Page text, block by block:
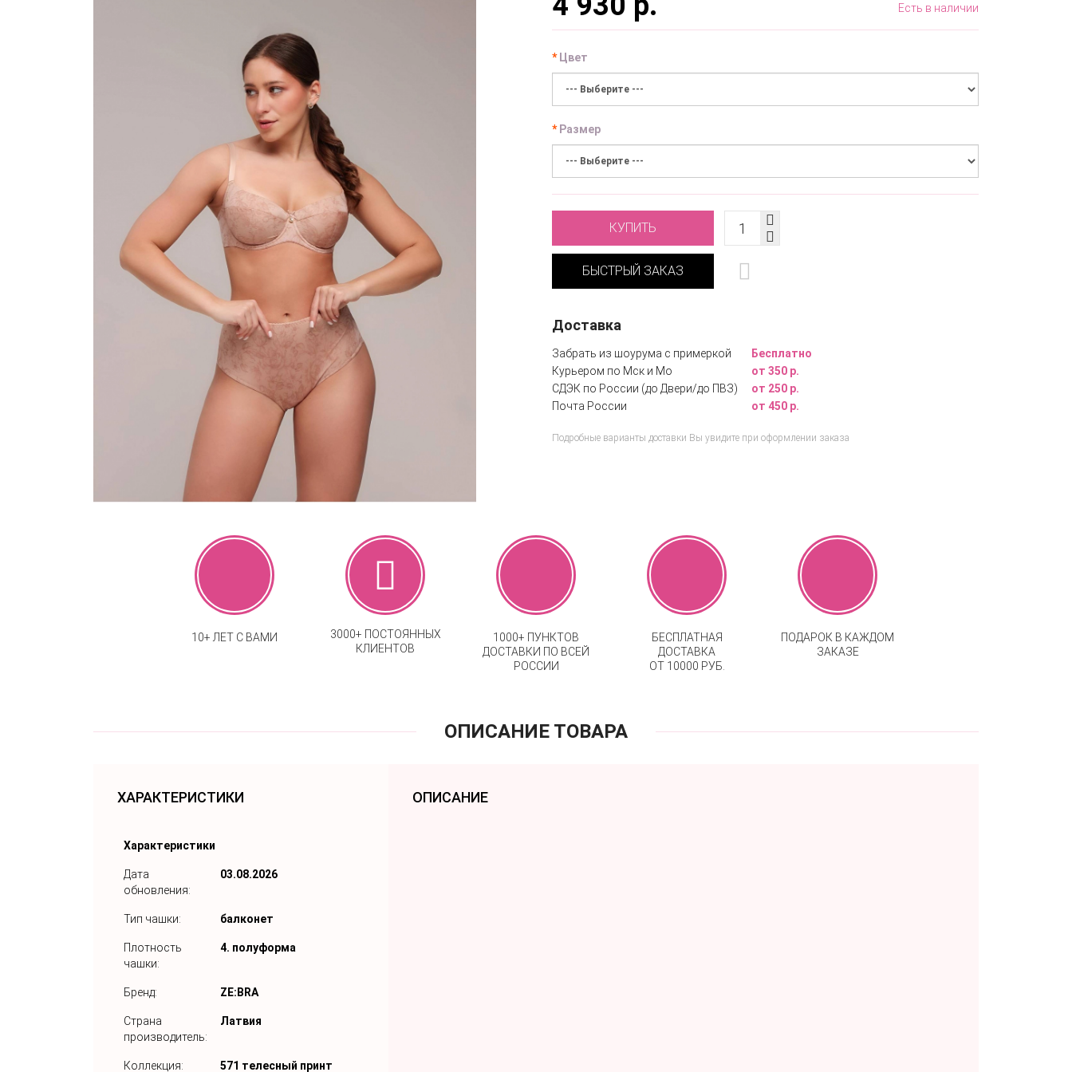
Есть в наличии
Цвет
Размер
КУПИТЬ
БЫСТРЫЙ ЗАКАЗ
Доставка
Забрать из шоурума с примеркой
Бесплатно
Курьером по Мск и Мо
от 350 р.
СДЭК по России (до Двери/до ПВЗ)
от 250 р.
Почта России
от 450 р.
Подробные варианты доставки Вы увидите при оформлении заказа
10+ ЛЕТ С ВАМИ
3000+ ПОСТОЯННЫХ
КЛИЕНТОВ
1000+ ПУНКТОВ
ДОСТАВКИ ПО ВСЕЙ
РОССИИ
БЕСПЛАТНАЯ
ДОСТАВКА
ОТ 10000 РУБ.
ПОДАРОК В КАЖДОМ
ЗАКАЗЕ
ОПИСАНИЕ ТОВАРА
ХАРАКТЕРИСТИКИ
Характеристики
Дата
обновления:
03.08.2026
Тип чашки: балконет
Плотность
чашки:
4. полуформа
Бренд: ZE:BRA
Страна
производитель:
Латвия
Коллекция: 571 телесный принт
ОПИСАНИЕ